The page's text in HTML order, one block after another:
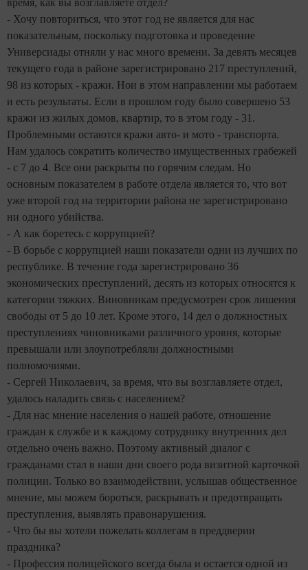
- Хочу повториться, что этот год не является для нас
показательным, поскольку подготовка и проведение
Универсиады отняли у нас много времени. За девять месяцев
текущего года в районе зарегистрировано 217 преступлений,
98 из которых - кражи. Нои в этом направлении мы работаем
и есть результаты. Если в прошлом году было совершено 53
кражи из жилых домов, квартир, то в этом году - 31.
Проблемными остаются кражи авто- и мото - транспорта.
Нам удалось сократить количество имущественных грабежей
- с 7 до 4. Все они раскрыты по горячим следам. Но
основным показателем в работе отдела является то, что вот
уже второй год на территории района не зарегистрировано
ни одного убийства.
- А как боретесь с коррупцией?
- В борьбе с коррупцией наши показатели одни из лучших по
республике. В течение года зарегистрировано 36
экономических преступлений, десять из которых относятся к
категории тяжких. Виновникам предусмотрен срок лишения
свободы от 5 до 10 лет. Кроме этого, 14 дел о должностных
преступлениях чиновниками различного уровня, которые
превышали или злоупотребляли должностными
полномочиями.
- Сергей Николаевич, за время, что вы возглавляете отдел,
удалось наладить связь с населением?
- Для нас мнение населения о нашей работе, отношение
граждан к службе и к каждому сотруднику внутренних дел
отдельно очень важно. Поэтому активный диалог с
гражданами стал в наши дни своего рода визитной карточкой
полиции. Только во взаимодействии, услышав общественное
мнение, мы можем бороться, раскрывать и предотвращать
преступления, выявлять правонарушения.
- Что бы вы хотели пожелать коллегам в преддверии
праздника?
- Профессия полицейского всегда была и остается одной из